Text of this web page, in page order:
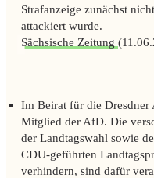
Strafanzeige zunächst
attackiert wurde.
Sächsische Zeitung
Im Beirat für die Dresdner
Mitglied der AfD. Die
der Landtagswahl sowie
CDU-geführten
verhindern, sind dafür